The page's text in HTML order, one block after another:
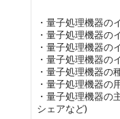
・量子処理機器の
・量子処理機器の
・量子処理機器の
・量子処理機器の
・量子処理機器の
・量子処理機器の
・量子処理機器の
シェアなど)